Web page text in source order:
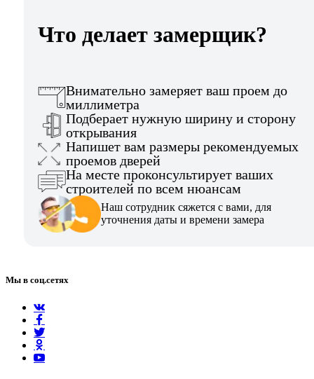
Что делает замерщик?
Внимательно замеряет ваш проем до
миллиметра
Подберает нужную ширину и сторону
открывания
Напишет вам размеры рекомендуемых
проемов дверей
На месте проконсультирует ваших
строителей по всем нюансам
Наш сотрудник сяжется с вами, для
уточнения даты и времени замера
Мы в соц.сетях